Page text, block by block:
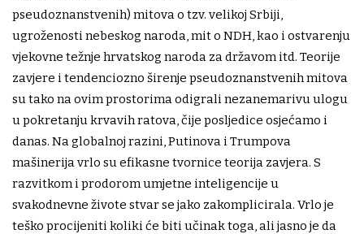
pseudoznanstvenih) mitova o tzv. velikoj Srbiji,
ugroženosti nebeskog naroda, mit o NDH, kao i ostvarenju
vjekovne težnje hrvatskog naroda za državom itd. Teorije
zavjere i tendenciozno širenje pseudoznanstvenih mitova
su tako na ovim prostorima odigrali nezanemarivu ulogu
u pokretanju krvavih ratova, čije posljedice osjećamo i
danas. Na globalnoj razini, Putinova i Trumpova
mašinerija vrlo su efikasne tvornice teorija zavjera. S
razvitkom i prodorom umjetne inteligencije u
svakodnevne živote stvar se jako zakomplicirala. Vrlo je
teško procijeniti koliki će biti učinak toga, ali jasno je da